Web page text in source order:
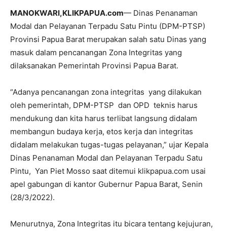
MANOKWARI,KLIKPAPUA.com— Dinas Penanaman
Modal dan Pelayanan Terpadu Satu Pintu (DPM-PTSP)
Provinsi Papua Barat merupakan salah satu Dinas yang
masuk dalam pencanangan Zona Integritas yang
dilaksanakan Pemerintah Provinsi Papua Barat.
“Adanya pencanangan zona integritas yang dilakukan
oleh pemerintah, DPM-PTSP dan OPD teknis harus
mendukung dan kita harus terlibat langsung didalam
membangun budaya kerja, etos kerja dan integritas
didalam melakukan tugas-tugas pelayanan,” ujar Kepala
Dinas Penanaman Modal dan Pelayanan Terpadu Satu
Pintu, Yan Piet Mosso saat ditemui klikpapua.com usai
apel gabungan di kantor Gubernur Papua Barat, Senin
(28/3/2022).
Menurutnya, Zona Integritas itu bicara tentang kejujuran,